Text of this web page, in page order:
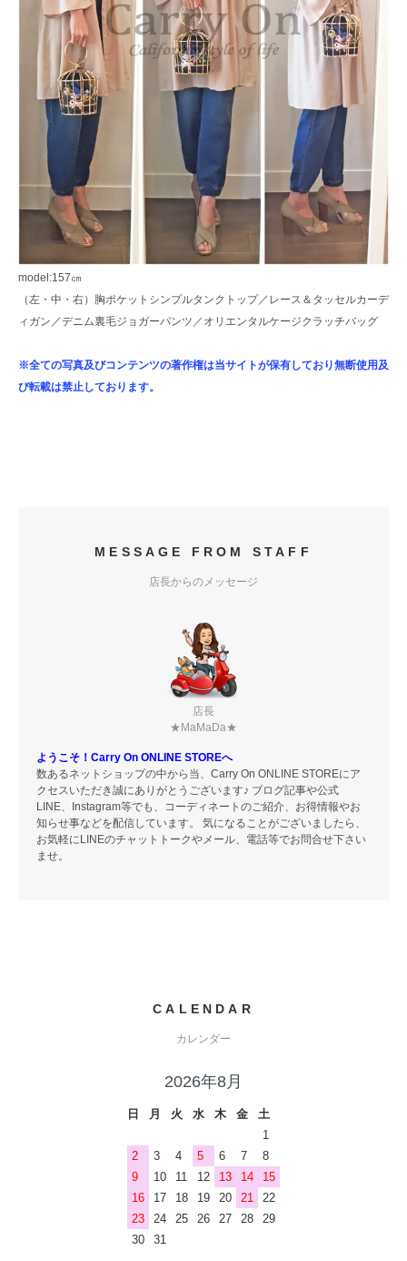
model:157㎝
（左・中・右）
胸ポケットシンプルタンクトップ／ レース＆タッセルカーデ
ィガン ／デニム裏毛ジョガーパンツ ／オリエンタルケージクラッチバッグ
※全ての写真及びコンテンツの著作権は当サイトが保有しており無断使用及
び転載は禁止しております。
MESSAGE FROM STAFF
店長からのメッセージ
店長
★MaMaDa★
ようこそ！Carry On ONLINE STOREへ
数あるネットショップの中から当、Carry On ONLINE STOREにア
クセスいただき誠にありがとうございます♪ ブログ記事や公式
LINE、Instagram等でも、コーディネートのご紹介、お得情報やお
知らせ事などを配信しています。 気になることがございましたら、
お気軽にLINEのチャットトークやメール、電話等でお問合せ下さい
ませ。
CALENDAR
カレンダー
2026年8月
日 月 火 水 木 金
土
1
2
3 4 5 6 7
8
9
10 11 12 13 14
15
16
17 18 19 20 21
22
23
24 25 26 27 28
29
30
31